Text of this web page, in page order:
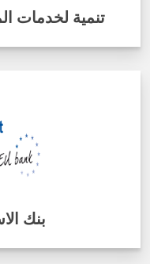
تنمية لخدمات
بنك